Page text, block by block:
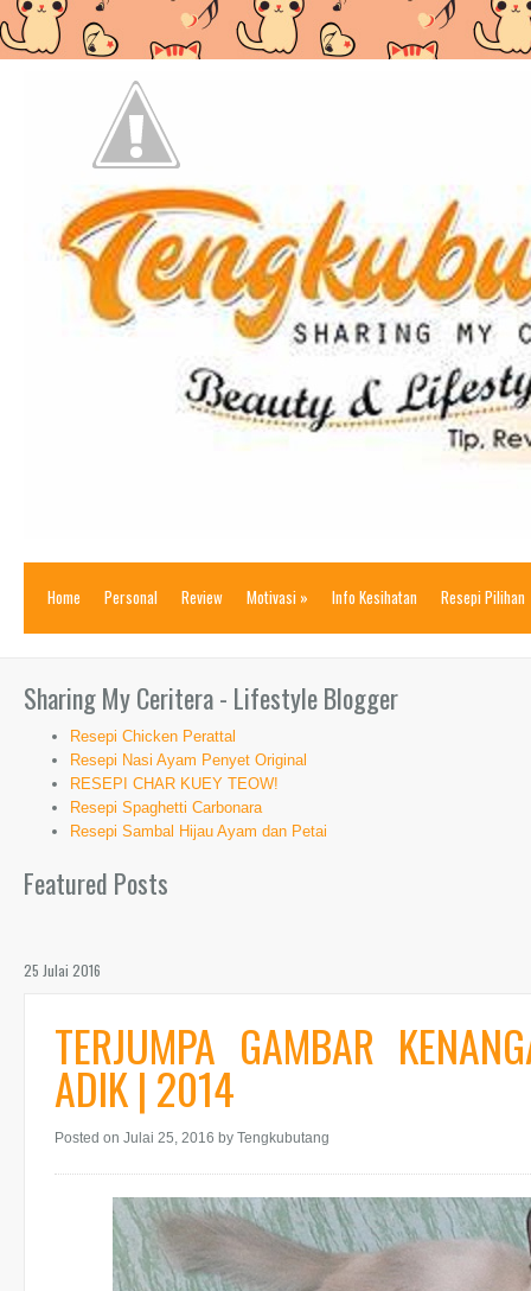
Home Personal Review Motivasi » Info Kesihatan Resepi Pilihan
Sharing My Ceritera - Lifestyle Blogger
Resepi Chicken Perattal
Resepi Nasi Ayam Penyet Original
RESEPI CHAR KUEY TEOW!
Resepi Spaghetti Carbonara
Resepi Sambal Hijau Ayam dan Petai
Featured Posts
25 Julai 2016
TERJUMPA GAMBAR
ADIK | 2014
Posted on Julai 25, 2016 by Tengkubutang